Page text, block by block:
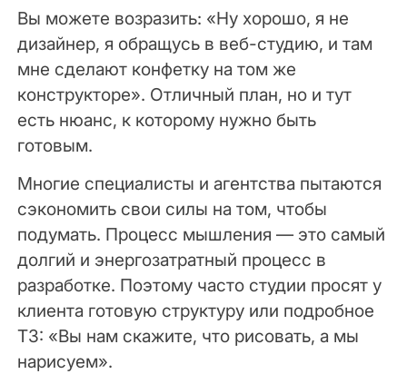
Вы можете возразить: «Ну хорошо, я не
дизайнер, я обращусь в веб-студию, и там
мне сделают конфетку на том же
конструкторе». Отличный план, но и тут
есть нюанс, к которому нужно быть
готовым.
Многие специалисты и агентства пытаются
сэкономить свои силы на том, чтобы
подумать. Процесс мышления — это самый
долгий и энергозатратный процесс в
разработке. Поэтому часто студии просят у
клиента готовую структуру или подробное
ТЗ: «Вы нам скажите, что рисовать, а мы
нарисуем».